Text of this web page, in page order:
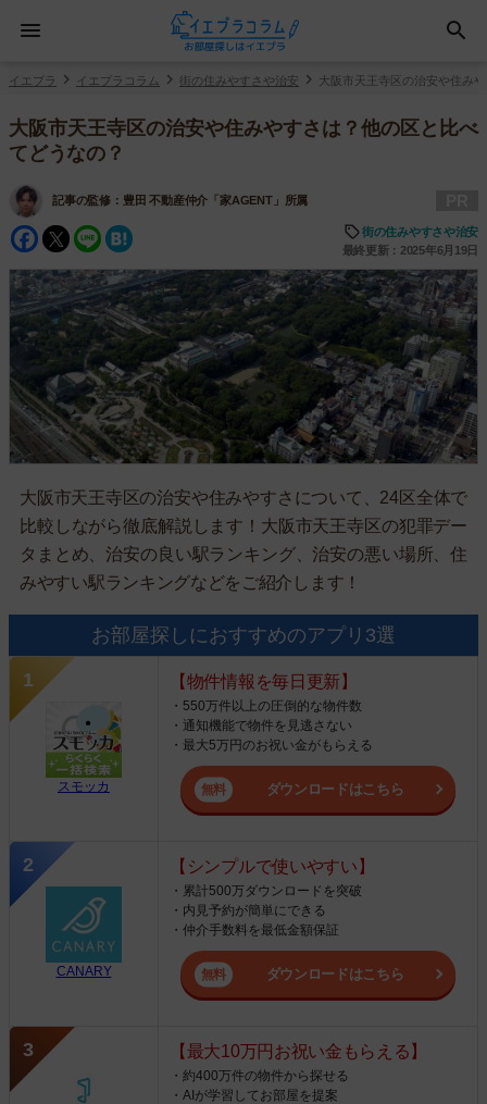
イエプラ イエプラコラム 街の住みやすさや治安 大阪市天王寺区の治安や住み
大阪市天王寺区の治安や住みやすさは？他の区と比べ
てどうなの？
記事の監修： 豊田 不動産仲介「家AGENT」所属
Facebook
Twitter
Line
街の住みやすさや治安
最終更新：2025年6月19日
大阪市天王寺区の治安や住みやすさについて、24区全体で
比較しながら徹底解説します！大阪市天王寺区の犯罪デー
タまとめ、治安の良い駅ランキング、治安の悪い場所、住
みやすい駅ランキングなどをご紹介します！
お部屋探しにおすすめのアプリ3選
スモッカ
【物件情報を毎日更新】
・550万件以上の圧倒的な物件数
・通知機能で物件を見逃さない
・最大5万円のお祝い金がもらえる
ダウンロードはこちら
CANARY
【シンプルで使いやすい】
・累計500万ダウンロードを突破
・内見予約が簡単にできる
・仲介手数料を最低金額保証
ダウンロードはこちら
【最大10万円お祝い金もらえる】
・約400万件の物件から探せる
・AIが学習してお部屋を提案